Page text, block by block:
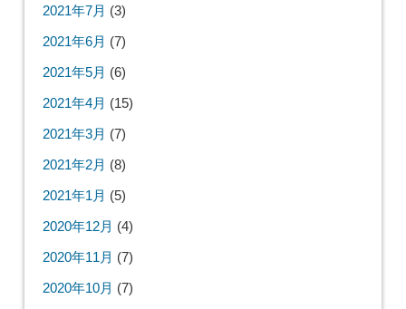
2021年7月 (3)
2021年6月 (7)
2021年5月 (6)
2021年4月 (15)
2021年3月 (7)
2021年2月 (8)
2021年1月 (5)
2020年12月 (4)
2020年11月 (7)
2020年10月 (7)